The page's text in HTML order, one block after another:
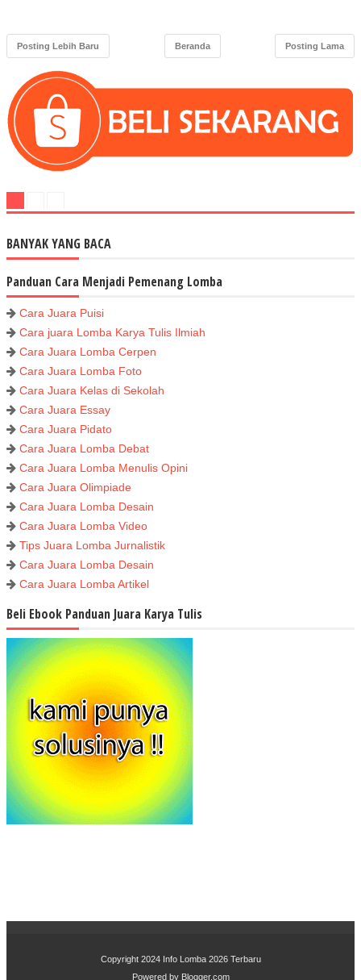
Posting Lebih Baru Posting Lama
Beranda
BANYAK YANG BACA
Panduan Cara Menjadi Pemenang Lomba
Cara Juara Puisi
Cara juara Lomba Karya Tulis Ilmiah
Cara Juara Lomba Cerpen
Cara Juara Lomba Foto
Cara Juara Kelas di Sekolah
Cara Juara Essay
Cara Juara Pidato
Cara Juara Lomba Debat
Cara Juara Lomba Menulis Opini
Cara Juara Olimpiade
Cara Juara Lomba Desain
Cara Juara Lomba Video
Tips Juara Lomba Jurnalistik
Cara Juara Lomba Desain
Cara Juara Lomba Artikel
Beli Ebook Panduan Juara Karya Tulis
Copyright 2024 Info Lomba 2026 Terbaru
Powered by Blogger.com